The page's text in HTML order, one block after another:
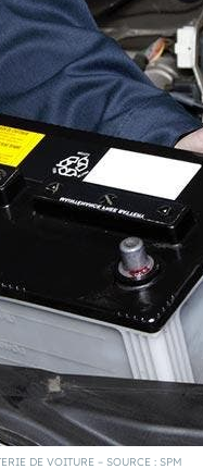
DE VOITURE – SOURCE : SPM